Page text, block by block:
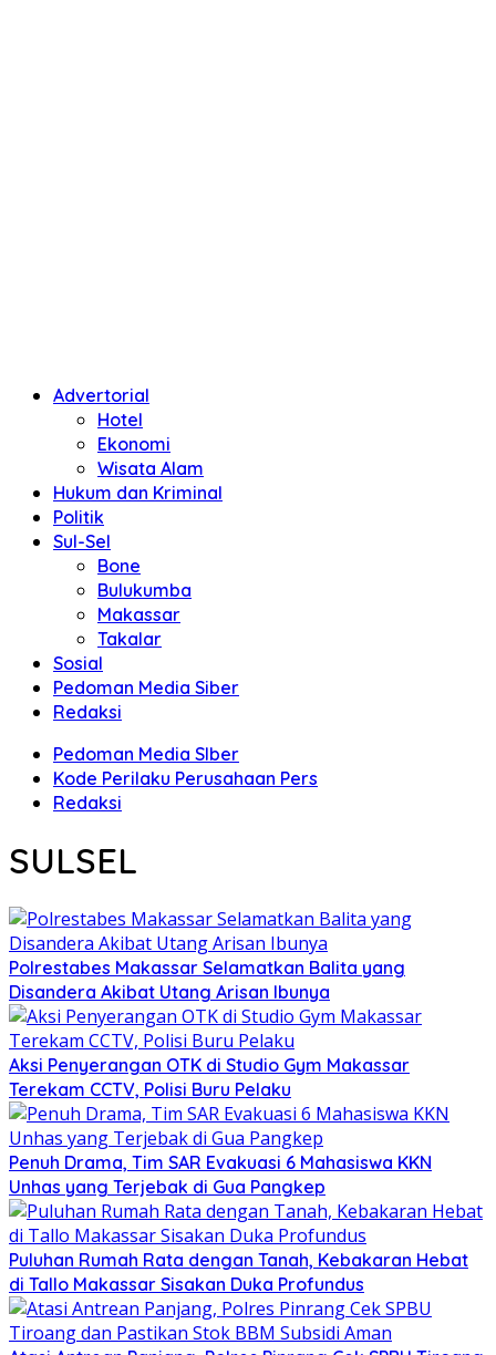
Advertorial
Hotel
Ekonomi
Wisata Alam
Hukum dan Kriminal
Politik
Sul-Sel
Bone
Bulukumba
Makassar
Takalar
Sosial
Pedoman Media Siber
Redaksi
Pedoman Media SIber
Kode Perilaku Perusahaan Pers
Redaksi
SULSEL
Polrestabes Makassar Selamatkan Balita yang
Disandera Akibat Utang Arisan Ibunya
Aksi Penyerangan OTK di Studio Gym Makassar
Terekam CCTV, Polisi Buru Pelaku
Penuh Drama, Tim SAR Evakuasi 6 Mahasiswa KKN
Unhas yang Terjebak di Gua Pangkep
Puluhan Rumah Rata dengan Tanah, Kebakaran Hebat
di Tallo Makassar Sisakan Duka Profundus